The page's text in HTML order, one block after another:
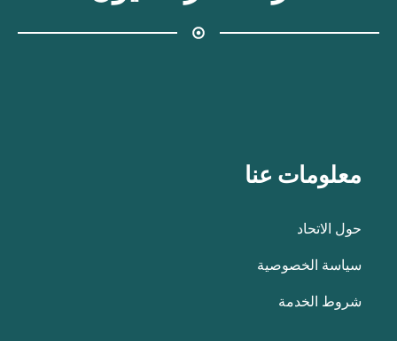
معلومات عنا
حول الاتحاد
سياسة الخصوصية
شروط الخدمة